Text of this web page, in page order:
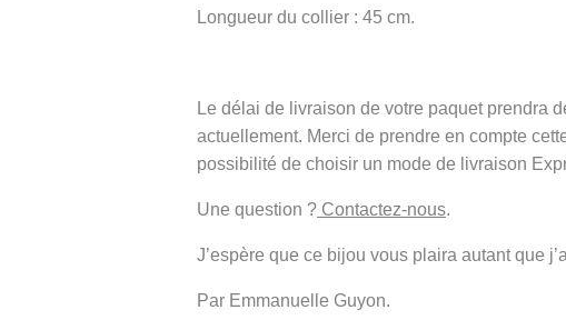
Longueur du collier : 45 cm.
Le délai de livraison de votre paquet prendra
actuellement. Merci de prendre en compte
possibilité de choisir un mode de livraison
Une question ? Contactez-nous.
J’espère que ce bijou vous plaira autant que
Par Emmanuelle Guyon.